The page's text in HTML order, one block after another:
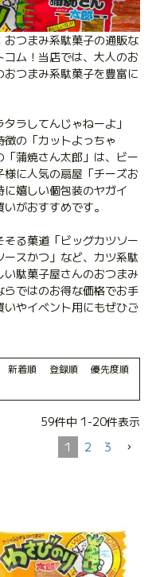
つまみ系駄菓子の通販な
ム！当店では、大人のお
つまみ系駄菓子を豊富に
ラしてんじゃねーよ」
の「カットよっちゃ
蒲焼さん太郎」は、ビー
に人気の扇屋「チーズお
嬉しい個包装のヤガイ
がおすすめです。
る菓道「ビッグカツソー
スかつ」など、カツ系駄
駄菓子屋さんのおつまみ
ではのお得な価格でお手
やイベント用にもぜひご
新着順 登録順
優先度順
59件中 1 -20件表示
1
2 3